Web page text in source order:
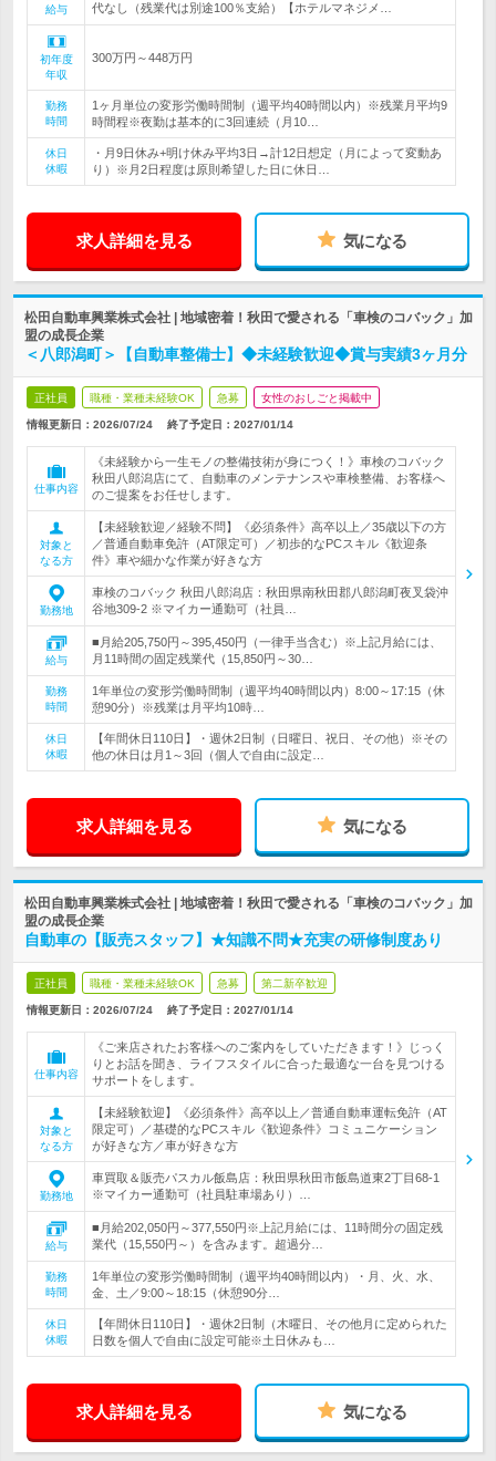
給与
代なし（残業代は別途100％支給）【ホテルマネジメ…
初年度
年収
300万円～448万円
勤務
時間
1ヶ月単位の変形労働時間制（週平均40時間以内）※残業月平均9
時間程※夜勤は基本的に3回連続（月10…
休日
休暇
・月9日休み+明け休み平均3日→計12日想定（月によって変動あ
り）※月2日程度は原則希望した日に休日…
求人詳細を見る 気になる
松田自動車興業株式会社 | 地域密着！秋田で愛される「車検のコバック」加
盟の成長企業
＜八郎潟町＞【自動車整備士】◆未経験歓迎◆賞与実績3ヶ月分
正社員 職種・業種未経験OK 急募 女性のおしごと掲載中
情報更新日：2026/07/24 終了予定日： 2027/01/14
仕事内容
《未経験から一生モノの整備技術が身につく！》車検のコバック
秋田八郎潟店にて、自動車のメンテナンスや車検整備、お客様へ
のご提案をお任せします。
対象と
なる方
【未経験歓迎／経験不問】《必須条件》高卒以上／35歳以下の方
／普通自動車免許（AT限定可）／初歩的なPCスキル《歓迎条
件》車や細かな作業が好きな方
勤務地
車検のコバック 秋田八郎潟店：秋田県南秋田郡八郎潟町夜叉袋沖
谷地309-2 ※マイカー通勤可（社員…
給与
■月給205,750円～395,450円（一律手当含む）※上記月給には、
月11時間の固定残業代（15,850円～30…
勤務
時間
1年単位の変形労働時間制（週平均40時間以内）8:00～17:15（休
憩90分）※残業は月平均10時…
休日
休暇
【年間休日110日】・週休2日制（日曜日、祝日、その他）※その
他の休日は月1～3回（個人で自由に設定…
求人詳細を見る 気になる
松田自動車興業株式会社 | 地域密着！秋田で愛される「車検のコバック」加
盟の成長企業
自動車の【販売スタッフ】★知識不問★充実の研修制度あり
正社員 職種・業種未経験OK 急募 第二新卒歓迎
情報更新日：2026/07/24 終了予定日： 2027/01/14
仕事内容
《ご来店されたお客様へのご案内をしていただきます！》じっく
りとお話を聞き、ライフスタイルに合った最適な一台を見つける
サポートをします。
対象と
なる方
【未経験歓迎】《必須条件》高卒以上／普通自動車運転免許（AT
限定可）／基礎的なPCスキル《歓迎条件》コミュニケーション
が好きな方／車が好きな方
勤務地
車買取＆販売パスカル飯島店：秋田県秋田市飯島道東2丁目68-1
※マイカー通勤可（社員駐車場あり）…
給与
■月給202,050円～377,550円※上記月給には、11時間分の固定残
業代（15,550円～）を含みます。超過分…
勤務
時間
1年単位の変形労働時間制（週平均40時間以内）・月、火、水、
金、土／9:00～18:15（休憩90分…
休日
休暇
【年間休日110日】・週休2日制（木曜日、その他月に定められた
日数を個人で自由に設定可能※土日休みも…
求人詳細を見る 気になる